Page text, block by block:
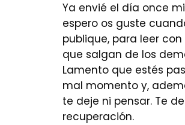
Ya envié el día once
espero os guste
publique, para leer
que salgan de los
Lamento que estés
mal momento y,
te deje ni pensar. Te
recuperación.